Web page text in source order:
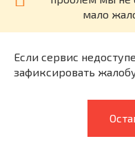
мало
Если сервис
зафиксировать